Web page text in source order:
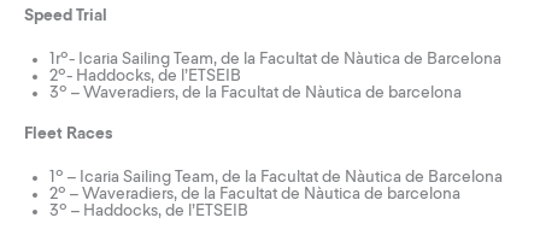
Speed Trial
1rº- Icaria Sailing Team, de la Facultat de Nàutica de Barcelona
2º- Haddocks, de l’ETSEIB
3º – Waveradiers, de la Facultat de Nàutica de barcelona
Fleet Races
1º – Icaria Sailing Team, de la Facultat de Nàutica de Barcelona
2º – Waveradiers, de la Facultat de Nàutica de barcelona
3º – Haddocks, de l’ETSEIB